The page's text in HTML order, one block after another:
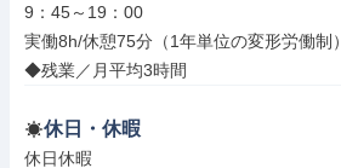
9：45～19：00
実働8h/休憩75分（1年単位の変形労働制）
◆残業／月平均3時間
休日・休暇
休日休暇